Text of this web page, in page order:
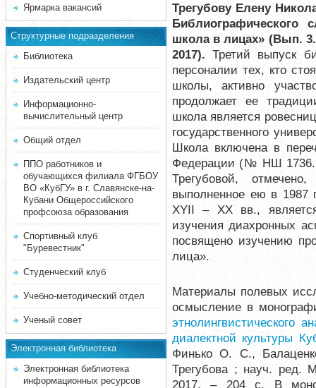
Ярмарка вакансий
Структурные подразделения
Библиотека
Издательский центр
Информационно-
вычислительный центр
Общий отдел
ППО работников и
обучающихся филиала ФГБОУ
ВО «КубГУ» в г. Славянске-на-
Кубани Общероссийского
профсоюза образования
Спортивный клуб
"Буревестник"
Студенческий клуб
Учебно-методический отдел
Ученый совет
Электронная библиотека
Электронная библиотека
информационных ресурсов
Трегубову Елену
Библиографического
школа в лицах» (Вып.
2017). Третий выпуск
персоналии тех, кто
школы, активно
продолжает ее
школа является
государственного
Школа включена в
Федерации (№ НШ
Трегубовой,
выполненное ею в 1987
XYII – XX вв.,
изучения диахронных
посвящено изучению
лица».
Материалы полевых
осмысление в
этнолингвистического
диалектной культуры
Финько О. С.,
Трегубова ; науч. ред.
2017. – 204 с. В